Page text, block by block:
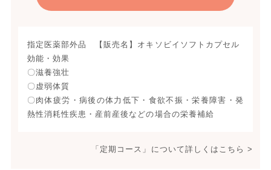
指定医薬部外品 【販売名】オキソビイソフトカプセル
効能・効果
〇滋養強壮
〇虚弱体質
〇肉体疲労・病後の体力低下・食欲不振・栄養障害・発
熱性消耗性疾患・産前産後などの場合の栄養補給
「定期コース」について詳しくはこちら >